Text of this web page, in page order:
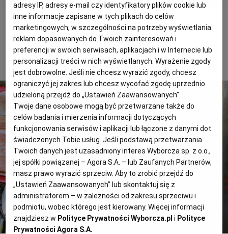
POWRÓT
1 z 2
adresy IP, adresy e-mail czy identyfikatory plików cookie lub
inne informacje zapisane w tych plikach do celów
marketingowych, w szczególności na potrzeby wyświetlania
reklam dopasowanych do Twoich zainteresowań i
preferencji w swoich serwisach, aplikacjach i w Internecie lub
personalizacji treści w nich wyświetlanych. Wyrażenie zgody
jest dobrowolne. Jeśli nie chcesz wyrazić zgody, chcesz
ograniczyć jej zakres lub chcesz wycofać zgodę uprzednio
udzieloną przejdź do „Ustawień Zaawansowanych”.
Twoje dane osobowe mogą być przetwarzane także do
celów badania i mierzenia informacji dotyczących
funkcjonowania serwisów i aplikacji lub łączone z danymi dot.
świadczonych Tobie usług. Jeśli podstawą przetwarzania
Twoich danych jest uzasadniony interes Wyborcza sp. z o.o.,
jej spółki powiązanej – Agora S.A. – lub Zaufanych Partnerów,
masz prawo wyrazić sprzeciw. Aby to zrobić przejdź do
„Ustawień Zaawansowanych” lub skontaktuj się z
administratorem – w zależności od zakresu sprzeciwu i
podmiotu, wobec którego jest kierowany. Więcej informacji
znajdziesz w Polityce Prywatności Wyborcza.pl i Polityce
Prywatności Agora S.A.